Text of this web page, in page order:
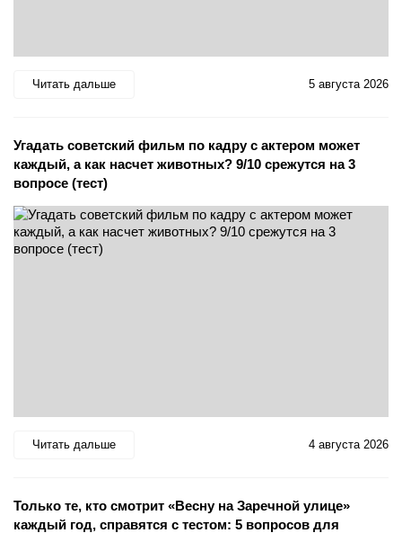
Читать дальше 5 августа 2026
Угадать советский фильм по кадру с актером может
каждый, а как насчет животных? 9/10 срежутся на 3
вопросе (тест)
Читать дальше 4 августа 2026
Только те, кто смотрит «Весну на Заречной улице»
каждый год, справятся с тестом: 5 вопросов для